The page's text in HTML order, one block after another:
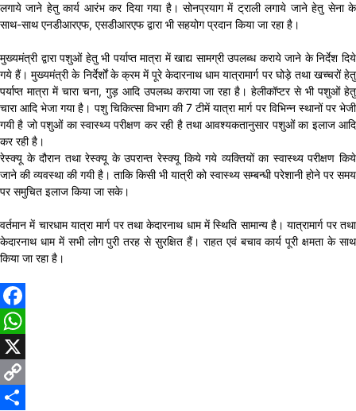
लगाये जाने हेतु कार्य आरंभ कर दिया गया है। सोनप्रयाग में ट्राली लगाये जाने हेतु सेना के
साथ-साथ एनडीआरएफ, एसडीआरएफ द्वारा भी सहयोग प्रदान किया जा रहा है।
मुख्यमंत्री द्वारा पशुओं हेतु भी पर्याप्त मात्रा में खाद्य सामग्री उपलब्ध कराये जाने के निर्देश दिये
गये हैं। मुख्यमंत्री के निर्देर्शों के क्रम में पूरे केदारनाथ धाम यात्रामार्ग पर घोड़े तथा खच्चरों हेतु
पर्याप्त मात्रा में चारा चना, गुड़ आदि उपलब्ध कराया जा रहा है। हेलीकॉप्टर से भी पशुओं हेतु
चारा आदि भेजा गया है। पशु चिकित्सा विभाग की 7 टीमें यात्रा मार्ग पर विभिन्न स्थानों पर भेजी
गयी है जो पशुओं का स्वास्थ्य परीक्षण कर रही है तथा आवश्यकतानुसार पशुओं का इलाज आदि
कर रही है।
रेस्क्यू के दौरान तथा रेस्क्यू के उपरान्त रेस्क्यू किये गये व्यक्तियों का स्वास्थ्य परीक्षण किये
जाने की व्यवस्था की गयी है। ताकि किसी भी यात्री को स्वास्थ्य सम्बन्धी परेशानी होने पर समय
पर समुचित इलाज किया जा सके।
वर्तमान में चारधाम यात्रा मार्ग पर तथा केदारनाथ धाम में स्थिति सामान्य है। यात्रामार्ग पर तथा
केदारनाथ धाम में सभी लोग पुरी तरह से सुरक्षित हैं। राहत एवं बचाव कार्य पूरी क्षमता के साथ
किया जा रहा है।
Facebook
WhatsApp
X
Copy